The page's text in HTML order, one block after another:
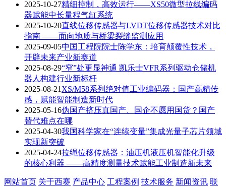
2025-10-27精细控制，高效运行——XS50微型拉线编码
器赋能中长量程气缸系统
2025-10-20直线位移传感器与LVDT位移传感器技术对比
指南 ——面向地质与桥梁裂缝监测应用
2025-09-05中国工程院院士陈学东：培育颠覆性技术，
开辟未来产业新赛道
2025-08-29“窄”处更显神通 凯乐士VFR系列驱动仓储机
器人构建行业新标杆
2025-08-21 XS/M58系列绝对值工业编码器：国产高精传
感，赋能智能制造新时代
2025-05-16伪国产挤压真国产、国企不愿用国货？国产
替代难点在哪
2025-04-30我国科学家在“连续变量”集成光量子芯片领域
实现新突破
2025-04-24拉绳位移传感器：油压机液压机智能化升级
的核心利器 ——高精度测量技术赋能工业制造新未来
网站首页 关于西赛 产品中心 工程案例 技术服务 新闻资讯 联